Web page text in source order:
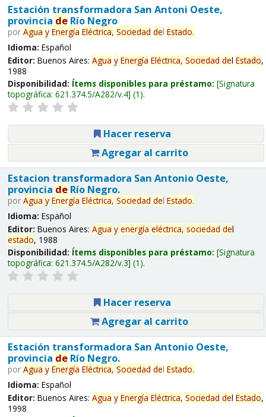
Estación transformadora San Antoni Oeste,
provincia deRío Negro
por Agua y Energía Eléctrica, Sociedad del Estado.
Idioma: Español
Editor: Buenos Aires: Agua y Energía Eléctrica, Sociedad del Estado,
1988
Disponibilidad: Ítems disponibles para préstamo: Signatura
topográfica: 621.374.5/A282/v.4 (1).
Hacer reserva
Agregar al carrito
Estacion transformadora San Antonio Oeste,
provincia deRío Negro.
por Agua y Energía Eléctrica, Sociedad del Estado.
Idioma: Español
Editor: Buenos Aires: Agua y energía eléctrica, sociedad del
estado, 1988
Disponibilidad: Ítems disponibles para préstamo: Signatura
topográfica: 621.374.5/A282/v.3 (1).
Hacer reserva
Agregar al carrito
Estación transformadora San Antonio Oeste,
provincia deRío Negro.
por Agua y Energía Eléctrica, Sociedad del Estado.
Idioma: Español
Editor: Buenos Aires: Agua y Energía Eléctrica, Sociedad del Estado,
1998